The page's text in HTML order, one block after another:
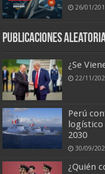
26/01/
Publicaciones
¿Se
22/11/
Perú
logístico
2030
30/09/
¿Quién